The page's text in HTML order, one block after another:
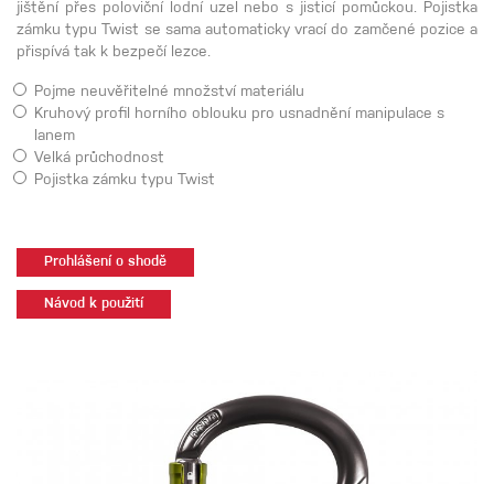
jištění přes poloviční lodní uzel nebo s jisticí pomůckou. Pojistka
zámku typu Twist se sama automaticky vrací do zamčené pozice a
přispívá tak k bezpečí lezce.
Pojme neuvěřitelné množství materiálu
Kruhový profil horního oblouku pro usnadnění manipulace s
lanem
Velká průchodnost
Pojistka zámku typu Twist
Prohlášení o shodě
Návod k použití